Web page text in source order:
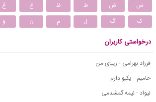
ص
ض ط ظ ع غ
ک
گ ل م ن و
درخواستی کاربران
فرزاد بهرامی - زیبای من
حامیم - یکیو دارم
نیواد - نیمه گمشدمی